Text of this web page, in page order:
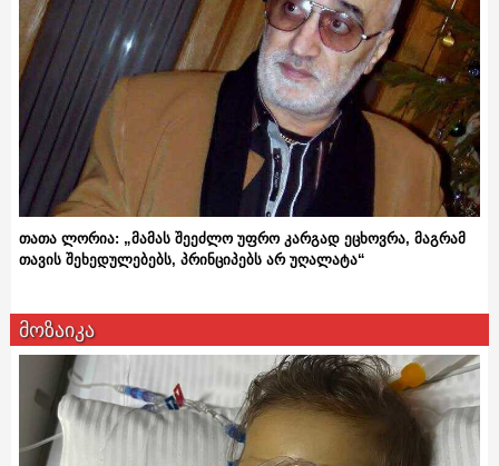
თათა ლორია: „მამას შეეძლო უფრო კარგად ეცხოვრა, მაგრამ
თავის შეხედულებებს, პრინციპებს არ უღალატა“
მოზაიკა